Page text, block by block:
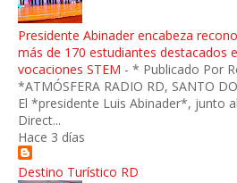
Presidente Abinader encabeza
más de 170 estudiantes destacados
vocaciones STEM - * Publicado Por
*ATMÓSFERA RADIO RD, SANTO
El *presidente Luis Abinader*, junto
Direct...
Hace 3 días
Destino Turístico RD